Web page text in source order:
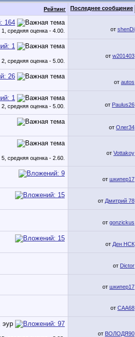
Рейтинг Последнее сообщение
от shenDi
от w201403
от autos
от Paulus26
от Олег34
от Vottakoy
от шкипер17
от Дмитрий 78
от gonzickus
от Ден НСК
от Dictor
от шкипер17
от CAA68
от ВОЛОДЯ90